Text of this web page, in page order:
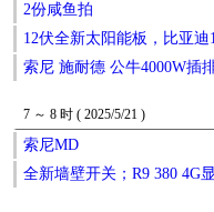
2份咸鱼拍
12伏全新太阳能板，比亚迪
索尼 施耐德 公牛4000W插
7 ～ 8 时 ( 2025/5/21 )
索尼MD
全新墙壁开关；R9 380 4G